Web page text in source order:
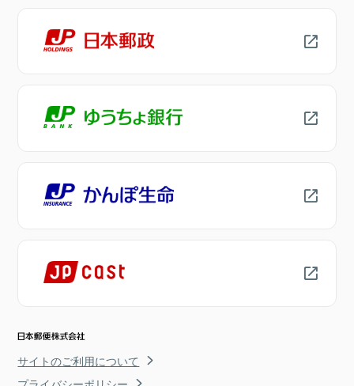
サイトのご利用について